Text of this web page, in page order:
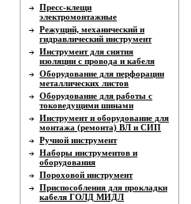
Пресс-клещи
электромонтажные
Режущий, механический и
гидравлический инструмент
Инструмент для снятия
изоляции с провода и кабеля
Оборудование для перфорации
металлических листов
Оборудование для работы с
токоведущими шинами
Инструмент и оборудование для
монтажа (ремонта) ВЛ и СИП
Ручной инструмент
Наборы инструментов и
оборудования
Пороховой инструмент
Приспособления для прокладки
кабеля ГОЛД МИДЛ